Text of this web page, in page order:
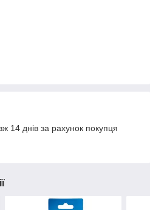
14 днів за рахунок покупця